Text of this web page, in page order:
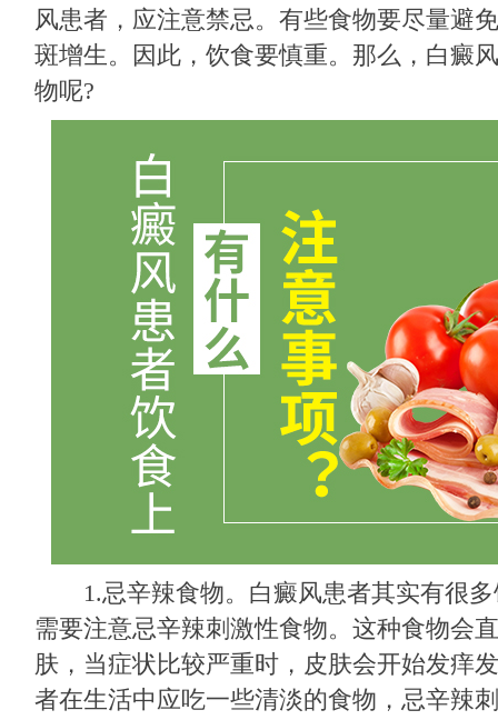
风患者，应注意禁忌。有些食物要尽量避
斑增生。因此，饮食要慎重。那么，白癜
物呢?
1.忌辛辣食物。白癜风患者其实有很多
需要注意忌辛辣刺激性食物。这种食物会
肤，当症状比较严重时，皮肤会开始发痒
者在生活中应吃一些清淡的食物，忌辛辣